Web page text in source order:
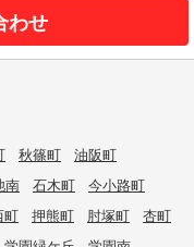
わせ
秋篠町
油阪町
南 石木町
今小路町
町 押熊町 肘塚町
杏町